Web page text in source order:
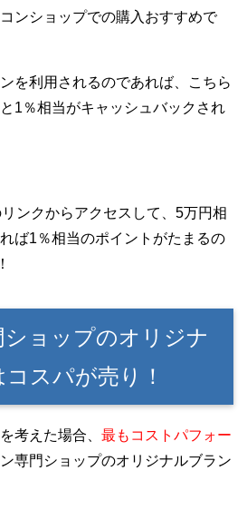
ンショップでの購入おすすめで
を利用されるのであれば、こちら
1％相当がキャッシュバックされ
ンクからアクセスして、5万円相
ば1％相当のポイントがたまるの
ョップのオリジナ
スパが売り！
考えた場合、 最もコストパフォー
専門ショップのオリジナルブラン